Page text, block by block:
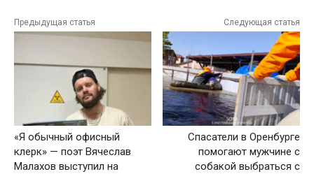
Предыдущая статья
«Я обычный офисный
клерк» — поэт Вячеслав
Малахов выступил на
Следующая статья
Спасатели в Оренбурге
помогают мужчине с
собакой выбраться с